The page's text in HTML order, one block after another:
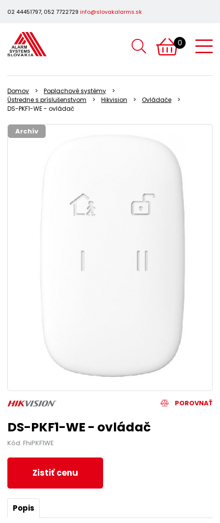
02 44451797, 052 7722729 info@slovakalarms.sk
0
Domov
Poplachové systémy
Ústredne s príslušenstvom
Hikvision
Ovládače
DS-PKF1-WE - ovládač
Archív
POROVNAŤ
DS-PKF1-WE - ovládač
Kód: FhiPKF1WE
Zistiť cenu
Popis